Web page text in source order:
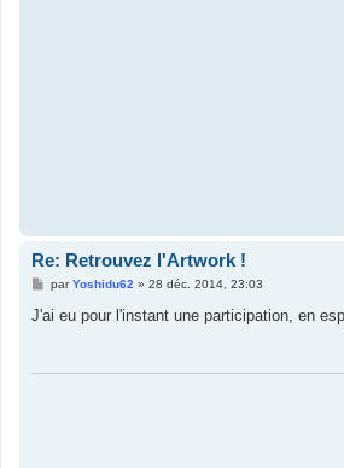
Re: Retrouvez l'Artwork !
M
s
parYoshidu62 » 28 déc. 2014, 23:03
J'ai eu pour l'instant une participation, en